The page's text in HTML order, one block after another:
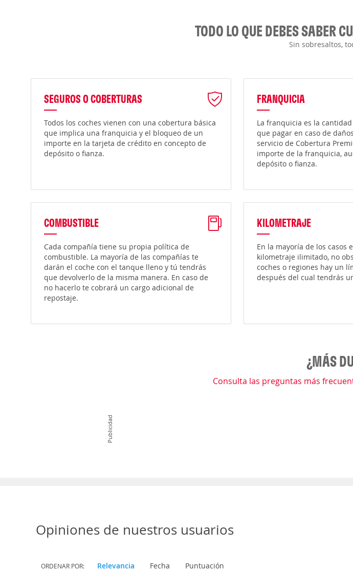
TODO LO QUE DEBES SABER
Sin sobresaltos,
SEGUROS O COBERTURAS
Todos los coches vienen con una cobertura básica
que implica una franquicia y el bloqueo de un
importe en la tarjeta de crédito en concepto de
depósito o fianza.
FRANQUICIA
La franquicia es la
que pagar en caso de
servicio de Cobertura
importe de la franquicia,
depósito o fianza.
COMBUSTIBLE
Cada compañía tiene su propia política de
combustible. La mayoría de las compañías te
darán el coche con el tanque lleno y tú tendrás
que devolverlo de la misma manera. En caso de
no hacerlo te cobrará un cargo adicional de
repostaje.
KILOMETRAJE
En la mayoría de los casos
kilometraje ilimitado, no
coches o regiones hay un
después del cual tendrás
¿MÁS
Consulta las preguntas más
Publicidad
Opiniones de nuestros usuarios
ORDENAR POR: Relevancia Fecha Puntuación